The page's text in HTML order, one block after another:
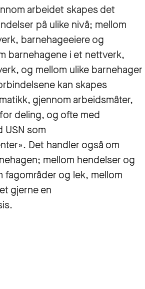
arbeidet skapes det
på ulike nivå; mellom
barnehageeiere og
barnehagene i et nettverk,
og mellom ulike barnehager
kan skapes
gjennom arbeidsmåter,
deling, og ofte med
USN som
Det handler også om
mellom hendelser og
fagområder og lek, mellom
gjerne en